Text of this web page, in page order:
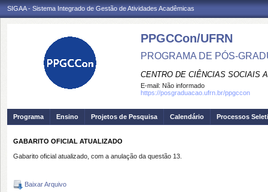
SIGAA - Sistema Integrado de Gestão de Atividades Acadêmicas
PPGCCon/UFRN
PROGRAMA DE PÓS-
CENTRO DE CIÊNCIAS SOCIAIS
E-mail: Não informado
https://posgraduacao.ufrn.br/ppgccon
Programa Ensino Projetos de Pesquisa Calendário Processos
GABARITO OFICIAL ATUALIZADO
Gabarito oficial atualizado, com a anulação da questão 13.
Baixar Arquivo